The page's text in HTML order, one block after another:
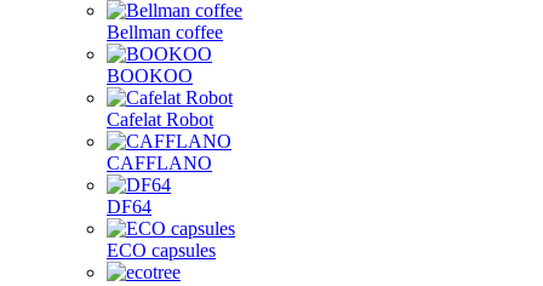
Bellman coffee
BOOKOO
Cafelat Robot
CAFFLANO
DF64
ECO capsules